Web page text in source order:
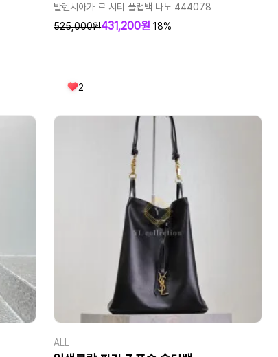
발렌시아가 르 시티 플랩백 나노 444078
525,000원431,200원 18%
2
ALL